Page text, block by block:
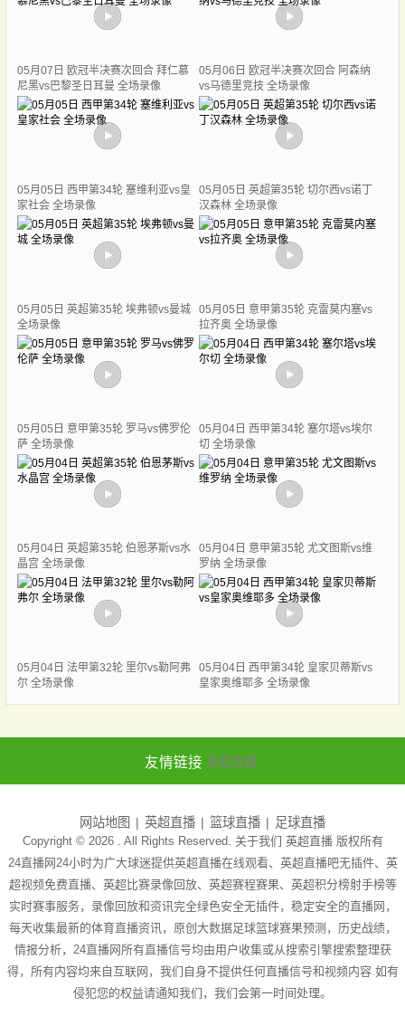
05月07日 欧冠半决赛次回合 拜仁慕
尼黑vs巴黎圣日耳曼 全场录像
05月06日 欧冠半决赛次回合 阿森纳
vs马德里竞技 全场录像
05月05日 西甲第34轮 塞维利亚vs皇
家社会 全场录像
05月05日 英超第35轮 切尔西vs诺丁
汉森林 全场录像
05月05日 英超第35轮 埃弗顿vs曼城
全场录像
05月05日 意甲第35轮 克雷莫内塞vs
拉齐奥 全场录像
05月05日 意甲第35轮 罗马vs佛罗伦
萨 全场录像
05月04日 西甲第34轮 塞尔塔vs埃尔
切 全场录像
05月04日 英超第35轮 伯恩茅斯vs水
晶宫 全场录像
05月04日 意甲第35轮 尤文图斯vs维
罗纳 全场录像
05月04日 法甲第32轮 里尔vs勒阿弗
尔 全场录像
05月04日 西甲第34轮 皇家贝蒂斯vs
皇家奥维耶多 全场录像
友情链接 英超直播
网站地图 英超直播 篮球直播 足球直播
Copyright © 2026 . All Rights Reserved. 关于我们 英超直播版权所有
24直播网24小时为广大球迷提供英超直播在线观看、英超直播吧无插件、英
超视频免费直播、英超比赛录像回放、英超赛程赛果、英超积分榜射手榜等
实时赛事服务，录像回放和资讯完全绿色安全无插件，稳定安全的直播网，
每天收集最新的体育直播资讯，原创大数据足球篮球赛果预测，历史战绩，
情报分析，24直播网所有直播信号均由用户收集或从搜索引擎搜索整理获
得，所有内容均来自互联网，我们自身不提供任何直播信号和视频内容 如有
侵犯您的权益请通知我们，我们会第一时间处理。